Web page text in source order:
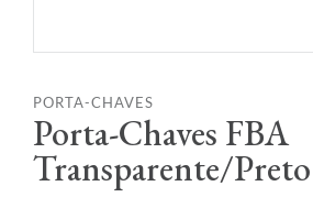
PORTA-CHAVES
Porta-Chaves FBA
Transparente/Preto